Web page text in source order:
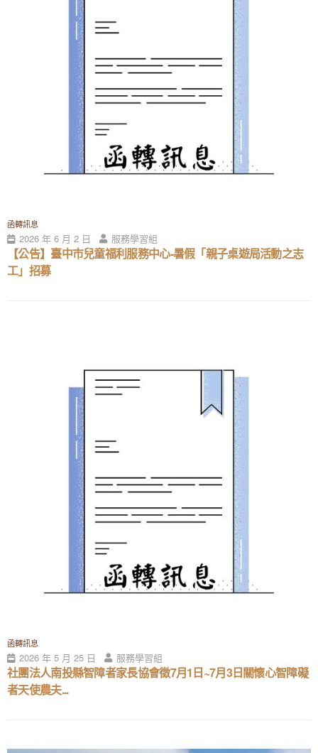
函轉訊息
2026 年 6 月 2 日 服務學習組
【公告】臺中市兒童福利服務中心-暑假「親子桌遊局活動之志
工」招募
函轉訊息
2026 年 5 月 25 日 服務學習組
社團法人南投縣智障者家長協會徵7月1日~7月3日關懷心智障礙
者天使農夫...